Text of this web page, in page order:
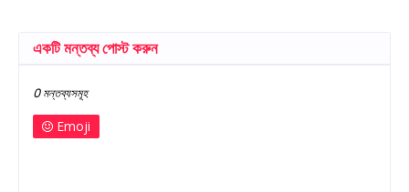
একটি মন্তব্য পোস্ট করুন
0 মন্তব্যসমূহ
Emoji